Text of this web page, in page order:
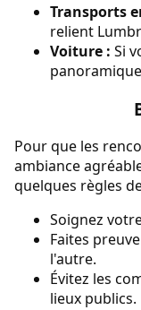
Transports
relient
Voiture : Si
Pour que les
ambiance
quelques règles
Soignez
Faites
l'autre.
Évitez les
lieux publics.